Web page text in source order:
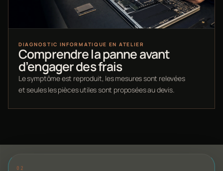
DIAGNOSTIC INFORMATIQUE EN ATELIER
Comprendre la panne avant
d’engager des frais
Le symptôme est reproduit, les mesures sont relevées
et seules les pièces utiles sont proposées au devis.